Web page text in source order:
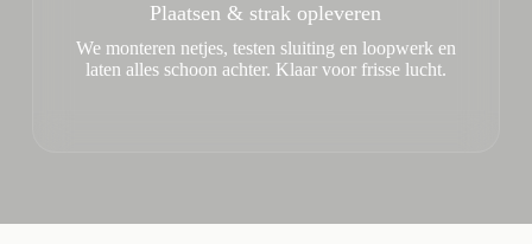
Plaatsen & strak opleveren
We monteren netjes, testen sluiting en loopwerk en
laten alles schoon achter. Klaar voor frisse lucht.